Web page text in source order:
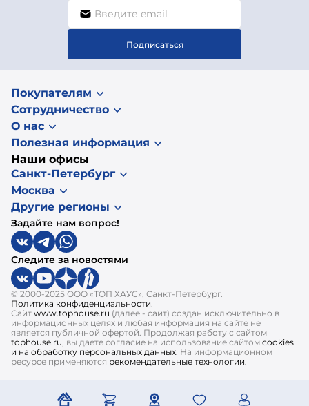
Подписаться
Покупателям
Сотрудничество
О нас
Полезная информация
Наши офисы
Санкт-Петербург
Москва
Другие регионы
Задайте нам вопрос!
Следите за новостями
© 2000-2025 ООО «ТОП ХАУС», Санкт-Петербург.
Политика конфиденциальности.
Сайт www.tophouse.ru (далее - сайт) создан исключительно в
информационных целях и любая информация на сайте не
является публичной офертой. Продолжая работу с сайтом
tophouse.ru, вы даете согласие на использование сайтом cookies
и на обработку персональных данных. На информационном
ресурсе применяются рекомендательные технологии.